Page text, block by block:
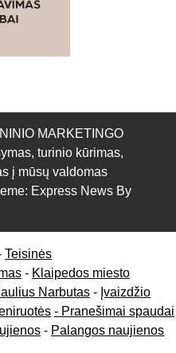
MARKETINGO
turinio kūrimas,
į mūsų valdomas
Express News By
Teisinės
- Klaipedos miesto
Narbutas - Įvaizdžio
- Pranešimai spaudai
- Palangos naujienos